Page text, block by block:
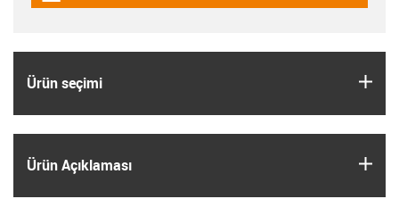
Ürün seçimi
Ürün Açıklaması